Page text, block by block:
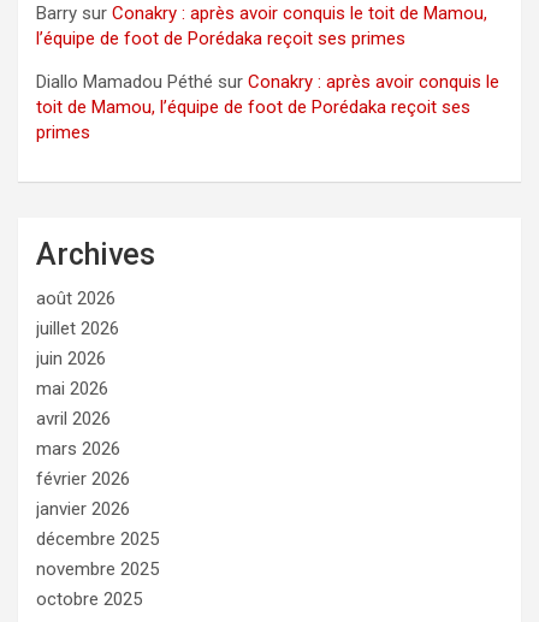
Barry sur Conakry : après avoir conquis le toit de Mamou,
l’équipe de foot de Porédaka reçoit ses primes
Diallo Mamadou Péthé sur Conakry : après avoir conquis le
toit de Mamou, l’équipe de foot de Porédaka reçoit ses
primes
Archives
août 2026
juillet 2026
juin 2026
mai 2026
avril 2026
mars 2026
février 2026
janvier 2026
décembre 2025
novembre 2025
octobre 2025